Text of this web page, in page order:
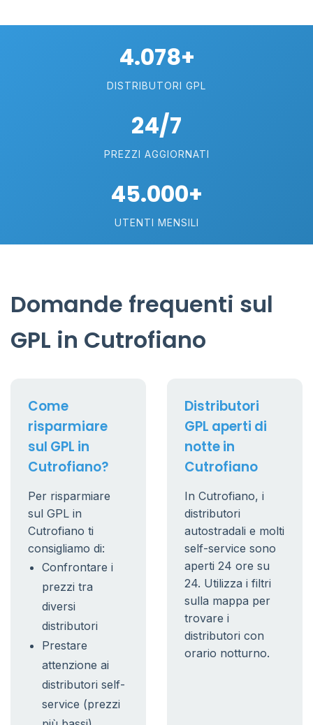
4.078+
DISTRIBUTORI GPL
24/7
PREZZI AGGIORNATI
45.000+
UTENTI MENSILI
Domande frequenti sul
GPL in Cutrofiano
Come
risparmiare
sul GPL in
Cutrofiano?
Per risparmiare
sul GPL in
Cutrofiano ti
consigliamo di:
Confrontare i
prezzi tra
diversi
distributori
Prestare
attenzione ai
distributori self-
service (prezzi
Distributori
GPL aperti di
notte in
Cutrofiano
In Cutrofiano, i
distributori
autostradali e molti
self-service sono
aperti 24 ore su
24. Utilizza i filtri
sulla mappa per
trovare i
distributori con
orario notturno.